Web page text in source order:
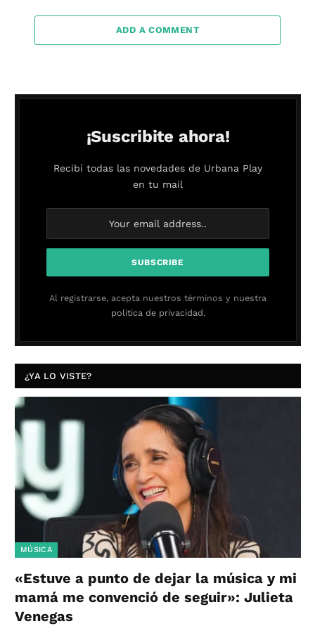
ADD A COMMENT
¡Suscribite ahora!
Recibí todas las novedades de Urbana Play
en tu mail
Al registrarse, acepta nuestros términos y nuestra
política de privacidad.
¿YA LO VISTE?
MÚSICA
«Estuve a punto de dejar la música y mi
mamá me convenció de seguir»: Julieta
Venegas